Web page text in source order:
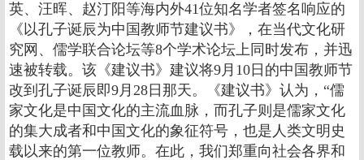
英、汪晖、赵汀阳等海内外41位知名学者签名响应的
《以孔子诞辰为中国教师节建议书》，在当代文化研
究网、儒学联合论坛等8个学术论坛上同时发布，并迅
速被转载。该《建议书》建议将9月10日的中国教师节
改到孔子诞辰即9月28日那天。《建议书》认为，“儒
家文化是中国文化的主流血脉，而孔子则是儒家文化
的集大成者和中国文化的象征符号，也是人类文明史
载以来的第一位教师。在此，我们郑重向社会各界和